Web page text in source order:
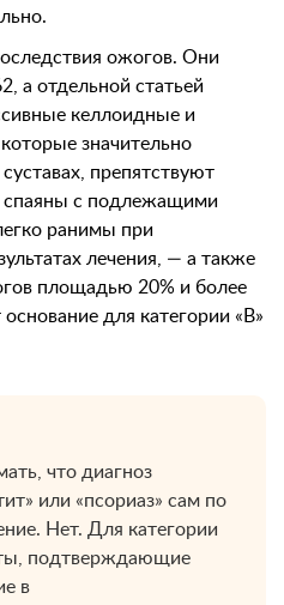
ожогов. Они
а отдельной статьей
келлоидные и
значительно
препятствуют
с подлежащими
ранимы при
лечения, — а также
площадью 20% и более
для категории «В»
что диагноз
или «псориаз» сам по
Нет. Для категории
подтверждающие
в